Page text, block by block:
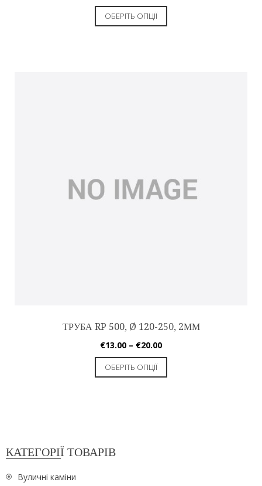
ОБЕРІТЬ ОПЦІЇ
ТРУБА RP 500, Ø 120-250, 2ММ
€13.00 – €20.00
ОБЕРІТЬ ОПЦІЇ
КАТЕГОРІЇ ТОВАРІВ
Вуличні каміни